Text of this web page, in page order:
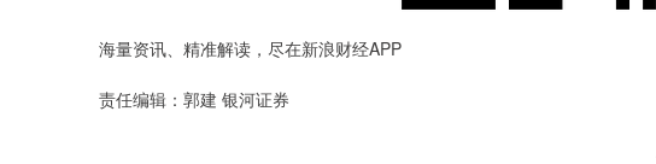
海量资讯、精准解读，尽在新浪财经APP
责任编辑：郭建 银河证券